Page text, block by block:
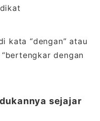
kata “dengan” atau
dengan
sejajar